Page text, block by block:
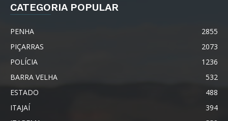
CATEGORIA POPULAR
PENHA
2855
PIÇARRAS
2073
POLÍCIA
1236
BARRA VELHA
532
ESTADO
488
ITAJAÍ
394